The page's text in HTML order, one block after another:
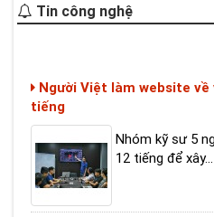
Tin công nghệ
tiếng
12 tiếng để xây...